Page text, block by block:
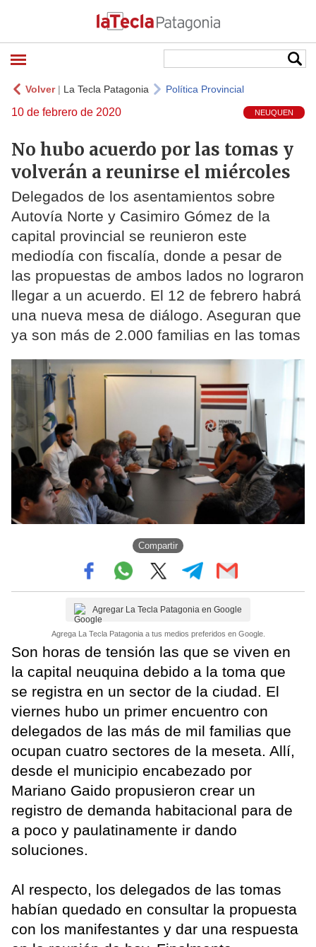
Volver| La Tecla Patagonia Política Provincial
10 de febrero de 2020 NEUQUEN
No hubo acuerdo por las tomas y
volverán a reunirse el miércoles
Delegados de los asentamientos sobre
Autovía Norte y Casimiro Gómez de la
capital provincial se reunieron este
mediodía con fiscalía, donde a pesar de
las propuestas de ambos lados no lograron
llegar a un acuerdo. El 12 de febrero habrá
una nueva mesa de diálogo. Aseguran que
ya son más de 2.000 familias en las tomas
Compartir
Agregar La Tecla Patagonia en Google
Agrega La Tecla Patagonia a tus medios preferidos en Google.
Son horas de tensión las que se viven en
la capital neuquina debido a la toma que
se registra en un sector de la ciudad. El
viernes hubo un primer encuentro con
delegados de las más de mil familias que
ocupan cuatro sectores de la meseta. Allí,
desde el municipio encabezado por
Mariano Gaido propusieron crear un
registro de demanda habitacional para de
a poco y paulatinamente ir dando
soluciones.
Al respecto, los delegados de las tomas
habían quedado en consultar la propuesta
con los manifestantes y dar una respuesta